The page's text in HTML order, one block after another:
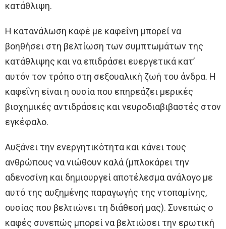
κατάθλιψη.
Η κατανάλωση καφέ με καφεΐνη μπορεί να
βοηθήσει στη βελτίωση των συμπτωμάτων της
κατάθλιψης και να επιδράσει ευεργετικά κατ’
αυτόν τον τρόπο στη σεξουαλική ζωή του άνδρα. Η
καφεΐνη είναι η ουσία που επηρεάζει μερικές
βιοχημικές αντιδράσεις και νευροδιαβιβαστές στον
εγκέφαλο.
Αυξάνει την ενεργητικότητα και κάνει τους
ανθρώπους να νιώθουν καλά (μπλοκάρει την
αδενοσίνη και δημιουργεί αποτέλεσμα ανάλογο με
αυτό της αυξημένης παραγωγής της ντοπαμίνης,
ουσίας που βελτιώνει τη διάθεσή μας). Συνεπώς ο
καφές συνεπώς μπορεί να βελτιώσει την ερωτική